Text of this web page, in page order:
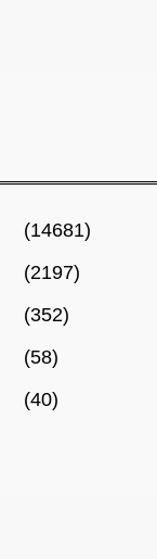
(14681)
(2197)
(352)
(58)
(40)